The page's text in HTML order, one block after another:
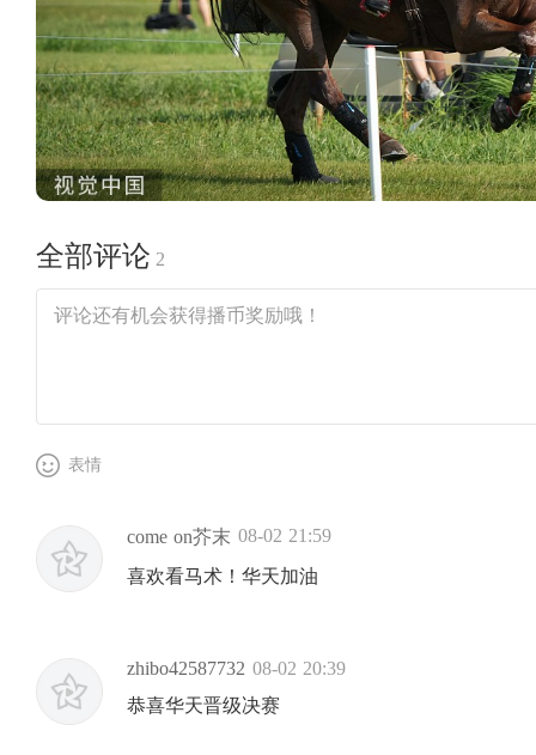
全部评论 2
表情
come on芥末 08-02 21:59
喜欢看马术！华天加油
zhibo42587732 08-02 20:39
恭喜华天晋级决赛